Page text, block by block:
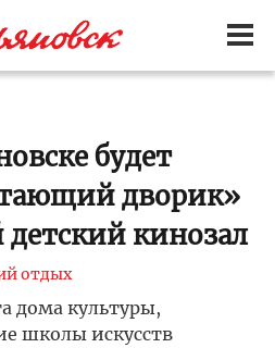
будет
дворик»
кинозал
отдых
дома культуры,
школы искусств